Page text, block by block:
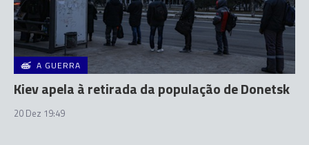
A GUERRA
Kiev apela à retirada da população de Donetsk
20 Dez 19:49